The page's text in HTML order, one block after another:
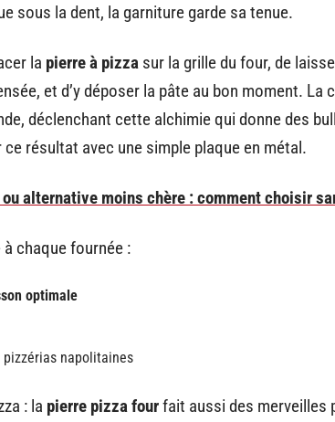
sous la dent, la garniture garde sa tenue.
la pierre à pizza sur la grille du four, de
et d’y déposer la pâte au bon moment. La
déclenchant cette alchimie qui donne des
résultat avec une simple plaque en métal.
alternative moins chère : comment choisir
chaque fournée :
optimale
napolitaines
: la pierre pizza fourfait aussi des merveilles